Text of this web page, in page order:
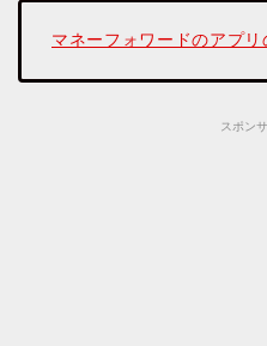
マネーフォワードのアプ
スポン